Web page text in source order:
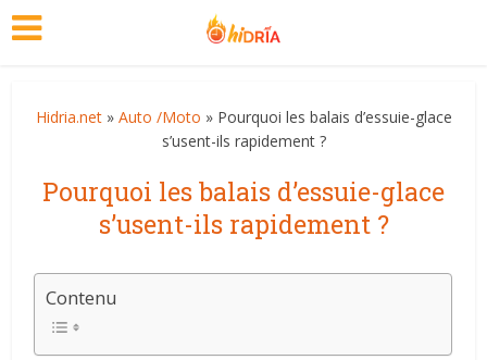
Hidria.net» Auto /Moto » Pourquoi les balais d’essuie-glace
s’usent-ils rapidement ?
Pourquoi les balais d’essuie-glace
s’usent-ils rapidement ?
Contenu